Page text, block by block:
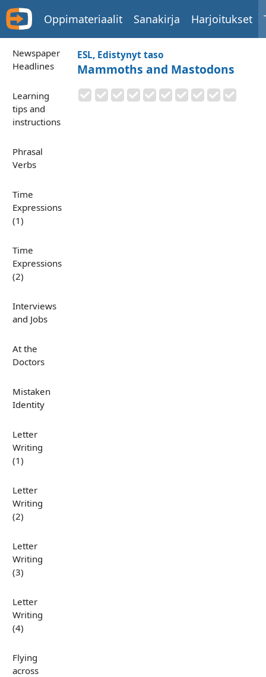
Oppimateriaalit Sanakirja Harjoitukset
Newspaper
Headlines
Learning
tips and
instructions
Phrasal
Verbs
Time
Expressions
(1)
Time
Expressions
(2)
Interviews
and Jobs
At the
Doctors
Mistaken
Identity
Letter
Writing
(1)
Letter
Writing
(2)
Letter
Writing
(3)
Letter
Writing
(4)
Flying
across
ESL, Edistynyt taso
Mammoths and Mastodons